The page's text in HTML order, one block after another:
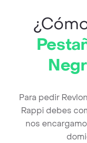
Para pedir
Rappi debes
nos